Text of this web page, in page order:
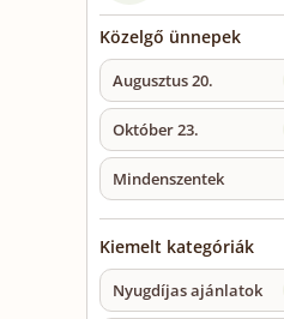
Közelgő ünnepek
Augusztus 20.
Október 23.
Mindenszentek
Kiemelt kategóriák
Nyugdíjas ajánlatok